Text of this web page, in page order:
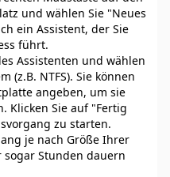
und wählen Sie "Neues
ein Assistent, der Sie
führt.
Assistenten und wählen
(z.B. NTFS). Sie können
angeben, um sie
Klicken Sie auf "Fertig
zu starten.
je nach Größe Ihrer
Stunden dauern